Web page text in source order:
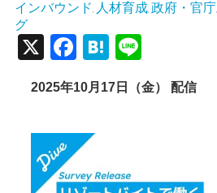
インバウンド 人材育成, 政府・官庁
グ
X Facebook
Hatena
2025年10月17日（金） 配信